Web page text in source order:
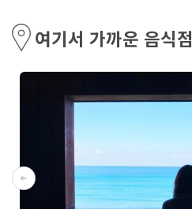
여기서 가까운 음식점